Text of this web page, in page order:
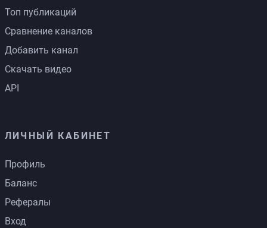
Топ публикаций
Сравнение каналов
Добавить канал
Скачать видео
API
ЛИЧНЫЙ КАБИНЕТ
Профиль
Баланс
Рефералы
Вход